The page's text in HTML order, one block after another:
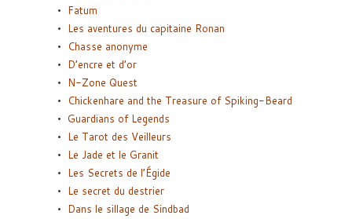
Fatum
Les aventures du capitaine Ronan
Chasse anonyme
D’encre et d’or
N-Zone Quest
Chickenhare and the Treasure of Spiking-Beard
Guardians of Legends
Le Tarot des Veilleurs
Le Jade et le Granit
Les Secrets de l’Égide
Le secret du destrier
Dans le sillage de Sindbad